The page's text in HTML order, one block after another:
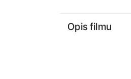
Opis filmu